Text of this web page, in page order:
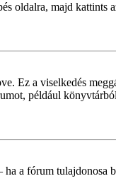
oldalra, majd kattints
Ez a viselkedés
például
a fórum tulajdonosa